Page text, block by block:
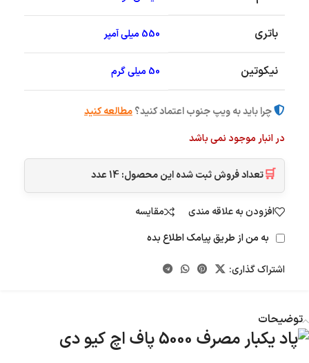
باتری 550 میلی آمپر
نیکوتین 50 میلی گرم
چرا باید به ویپ جنوب اعتماد کنید؟مطالعه کنید
در انبار موجود نمی باشد
🛒تعداد فروش ثبت شده این محصول:14عدد
افزودن به علاقه مندی
مقایسه
به من از طریق پیامک اطلاع بده
اشتراک گذاری:
توضیحات